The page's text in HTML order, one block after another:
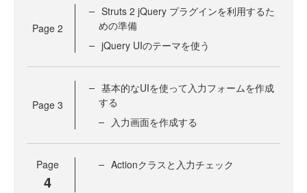
Page 2
Struts 2 jQuery プラグインを利用するた
めの準備
jQuery UIのテーマを使う
Page 3
基本的なUIを使って入力フォームを作成
する
入力画面を作成する
Page
4
Actionクラスと入力チェック